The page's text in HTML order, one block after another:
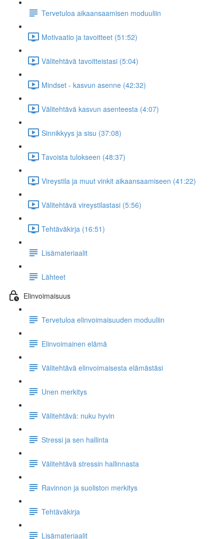
Tervetuloa aikaansaamisen moduuliin
Motivaatio ja tavoitteet (51:52)
Välitehtävä tavoitteistasi (5:04)
Mindset - kasvun asenne (42:32)
Välitehtävä kasvun asenteesta (4:07)
Sinnikkyys ja sisu (37:08)
Tavoista tulokseen (48:37)
Vireystila ja muut vinkit aikaansaamiseen (41:22)
Välitehtävä vireystilastasi (5:56)
Tehtäväkirja (16:51)
Lisämateriaalit
Lähteet
Elinvoimaisuus
Tervetuloa elinvoimaisuuden moduuliin
Elinvoimainen elämä
Välitehtävä elinvoimaisesta elämästäsi
Unen merkitys
Välitehtävä: nuku hyvin
Stressi ja sen hallinta
Välitehtävä stressin hallinnasta
Ravinnon ja suoliston merkitys
Tehtäväkirja
Lisämateriaalit